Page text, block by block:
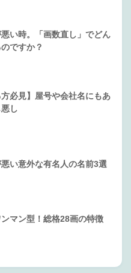
い時。「画数直し」でどん
ですか？
方必見】屋号や会社名にもあ
し
い意外な有名人の名前3選
マン型！総格28画の特徴